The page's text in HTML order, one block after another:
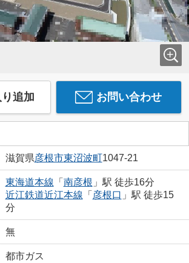
追加 お問い合わせ
滋賀県彦根市東沼波町1047-21
東海道本線 「 南彦根 」駅 徒歩16分
近江鉄道近江本線 「 彦根口 」駅 徒歩15
分
無
都市ガス